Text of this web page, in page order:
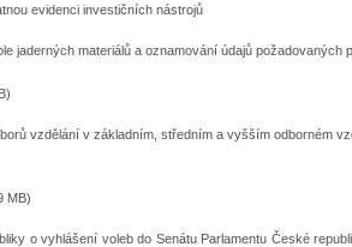
evidenci investičních nástrojů
jaderných materiálů a oznamování údajů
vzdělání v základním, středním a vyšším odborném
MB)
o vyhlášení voleb do Senátu Parlamentu České